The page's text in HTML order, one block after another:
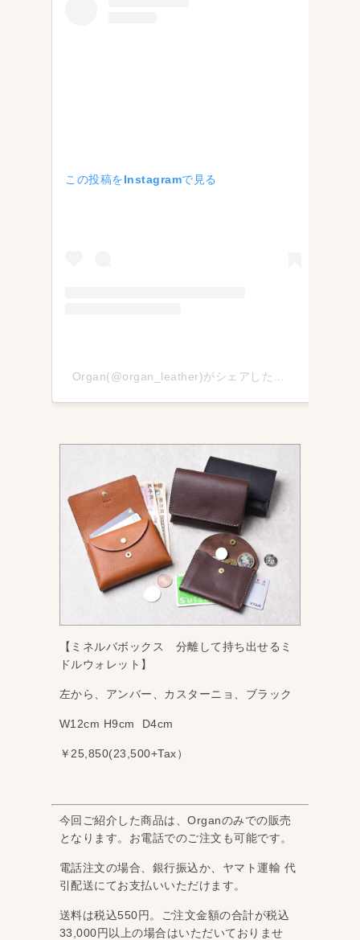
この投稿をInstagramで見る
【ミネルバボックス 分離して持ち出せるミ
ドルウォレット】
左から、アンバー、カスターニョ、ブラック
W12cm H9cm D4cm
￥25,850(23,500+Tax）
今回ご紹介した商品は、Organのみでの販売
となります。お電話でのご注文も可能です。
電話注文の場合、銀行振込か、ヤマト運輸 代
引配送にてお支払いいただけます。
送料は税込550円。ご注文金額の合計が税込
33,000円以上の場合はいただいておりませ